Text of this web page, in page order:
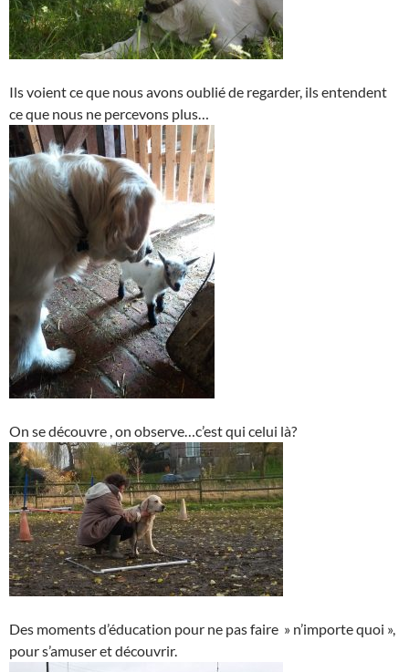
Ils voient ce que nous avons oublié de regarder, ils entendent
ce que nous ne percevons plus…
On se découvre , on observe…c’est qui celui là?
Des moments d’éducation pour ne pas faire » n’importe quoi »,
pour s’amuser et découvrir.